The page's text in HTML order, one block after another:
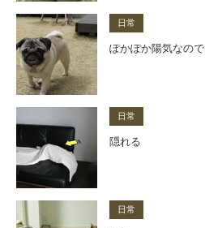
日常
ぽかぽか陽気なので
日常
隠れる
日常